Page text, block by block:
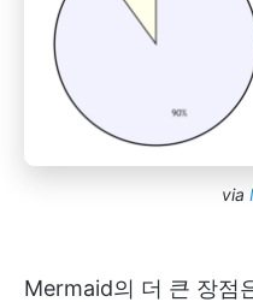
via
Mermaid의 더 큰 장점